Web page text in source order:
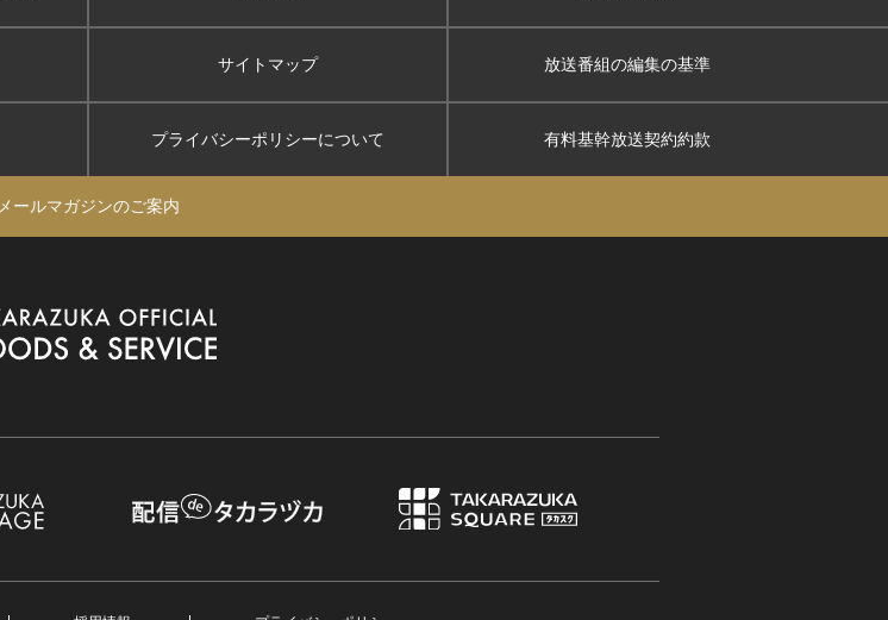
サイトマップ 放送番組の編集の基準
プライバシーポリシーについて 有料基幹放送契約約款
メールマガジンのご案内